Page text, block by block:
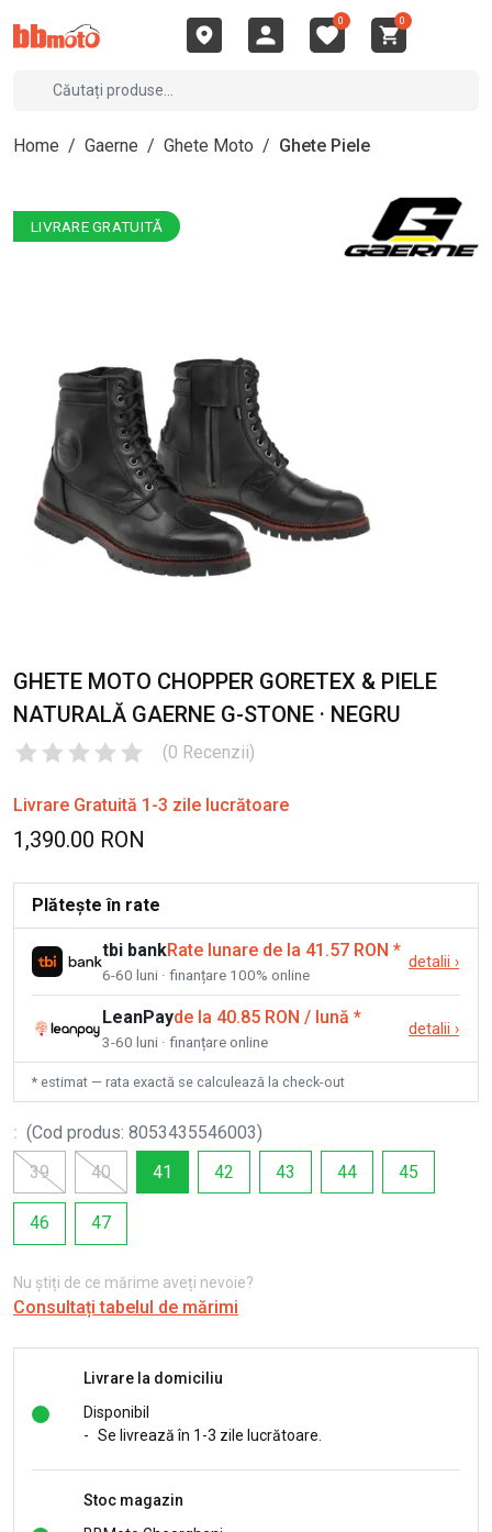
0 0
Home / Gaerne / Ghete Moto / Ghete Piele
LIVRARE GRATUITĂ
GHETE MOTO CHOPPER GORETEX & PIELE
NATURALĂ GAERNE G-STONE · NEGRU
(0 Recenzii)
Livrare Gratuită 1-3 zile lucrătoare
1,390.00 RON
Plătește în rate
tbi bankRate lunare de la 41.57 RON *
6-60 luni · finanțare 100% online
detalii ›
LeanPayde la 40.85 RON / lună *
3-60 luni · finanțare online
detalii ›
* estimat — rata exactă se calculează la check-out
: (Cod produs: 8053435546003)
39
40 41 42 43 44 45
46 47
Nu știți de ce mărime aveți nevoie?
Consultați tabelul de mărimi
Livrare la domiciliu
Disponibil
- Se livrează în 1-3 zile lucrătoare.
Stoc magazin